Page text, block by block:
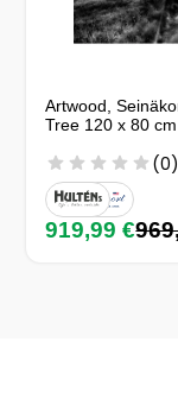
Artwood,
Tree 120 x 80
(0)
919,99 €